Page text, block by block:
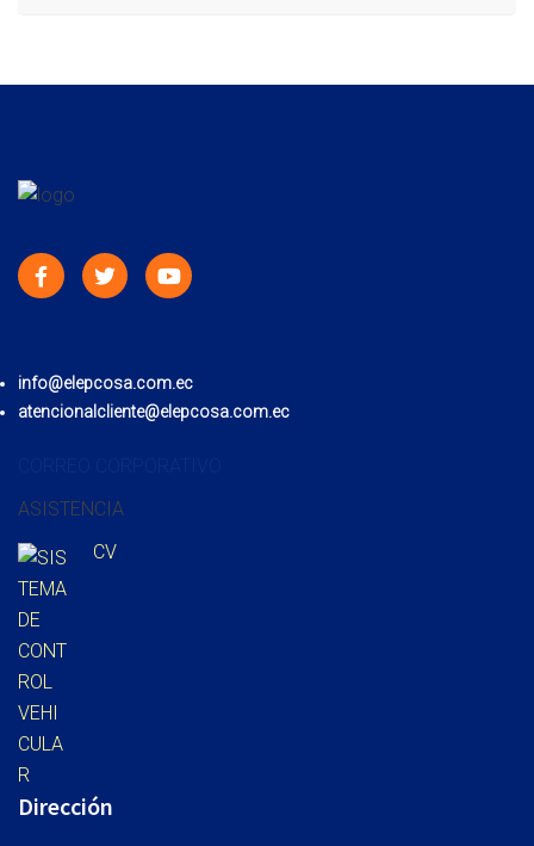
info@elepcosa.com.ec
atencionalcliente@elepcosa.com.ec
ASISTENCIA
CV
Dirección